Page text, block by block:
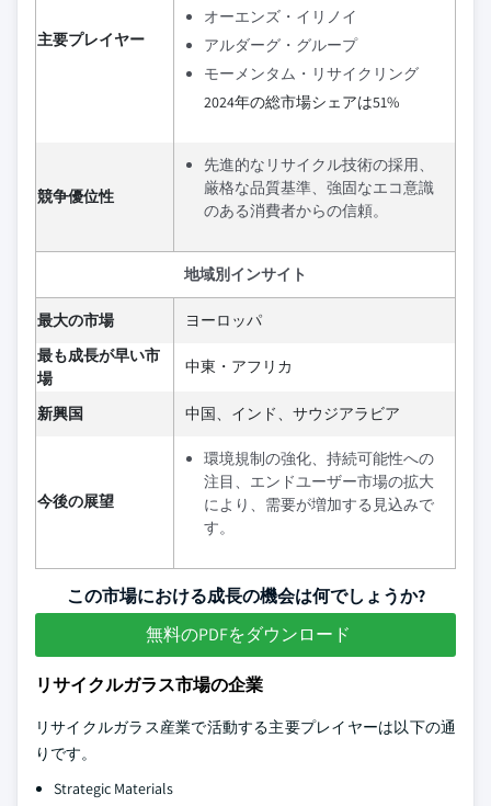
主要プレイヤー
オーエンズ・イリノイ
アルダーグ・グループ
モーメンタム・リサイクリング
2024年の総市場シェアは51%
競争優位性
先進的なリサイクル技術の採用、
厳格な品質基準、強固なエコ意識
のある消費者からの信頼。
地域別インサイト
最大の市場
ヨーロッパ
最も成長が早い市
場
中東・アフリカ
新興国 中国、インド、サウジアラビア
今後の展望
環境規制の強化、持続可能性への
注目、エンドユーザー市場の拡大
により、需要が増加する見込みで
す。
この市場における成長の機会は何でしょうか?
無料のPDFをダウンロード
リサイクルガラス市場の企業
リサイクルガラス産業で活動する主要プレイヤーは以下の通
りです。
Strategic Materials